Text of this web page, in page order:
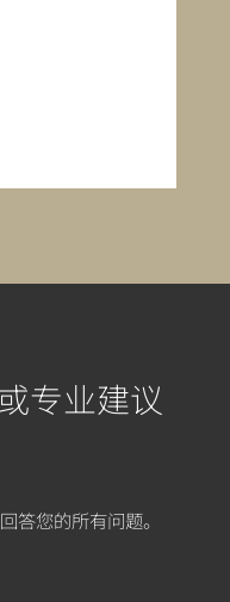
专业建议
答您的所有问题。